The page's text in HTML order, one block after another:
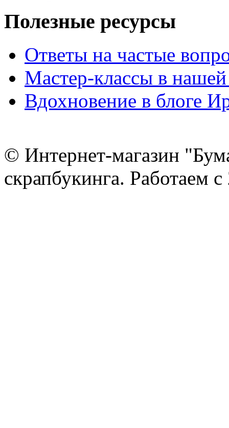
Полезные ресурсы
Ответы на частые
Мастер-классы в нашей
Вдохновение в блоге
© Интернет-магазин
скрапбукинга. Работаем с